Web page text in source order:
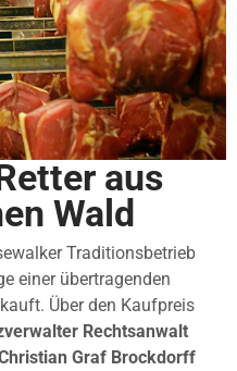
aus
Wald
Traditionsbetrieb
einer übertragenden
Über den Kaufpreis
Rechtsanwalt
Graf Brockdorff